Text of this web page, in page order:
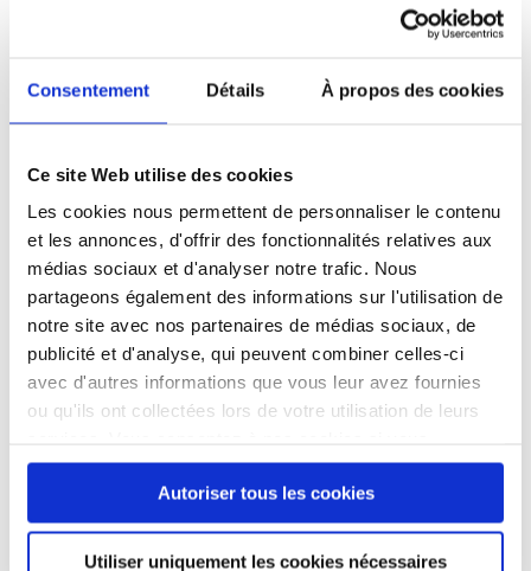
Consentement Détails À propos des cookies
Ce site Web utilise des cookies
Les cookies nous permettent de personnaliser le contenu
et les annonces, d'offrir des fonctionnalités relatives aux
médias sociaux et d'analyser notre trafic. Nous
partageons également des informations sur l'utilisation de
notre site avec nos partenaires de médias sociaux, de
publicité et d'analyse, qui peuvent combiner celles-ci
avec d'autres informations que vous leur avez fournies
ou qu'ils ont collectées lors de votre utilisation de leurs
continuez à utiliser notre site Web.
Autoriser tous les cookies
Utiliser uniquement les cookies nécessaires
Profil du
candidat
Qualifications et diplômes :
Profil recherché :
Expérience :
Processus
de
recrutement